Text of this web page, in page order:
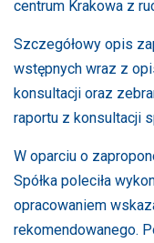
centrum Krakowa z
Szczegółowy opis
wstępnych wraz z
konsultacji oraz
raportu z konsultacji
W oparciu o
Spółka poleciła
opracowaniem
rekomendowanego.